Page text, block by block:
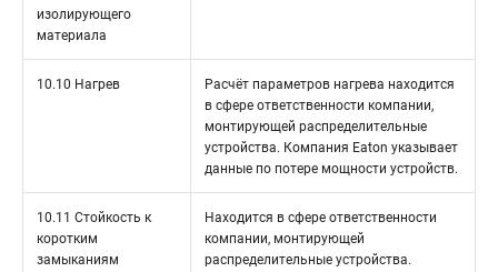
изолирующего
материала
10.10 Нагрев
Расчёт параметров нагрева находится
в сфере ответственности компании,
монтирующей распределительные
устройства. Компания Eaton указывает
данные по потере мощности устройств.
10.11 Стойкость к
коротким
замыканиям
Находится в сфере ответственности
компании, монтирующей
распределительные устройства.